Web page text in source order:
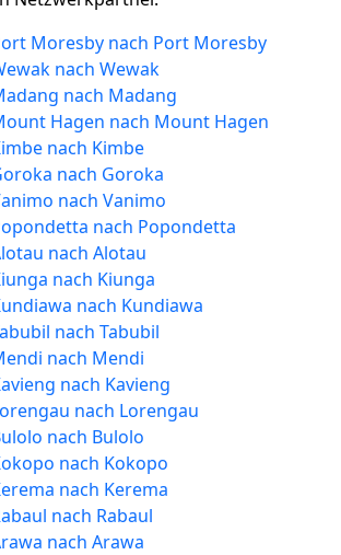
Moresby nach Port Moresby
nach Wewak
nach Madang
Hagen nach Mount Hagen
nach Kimbe
nach Goroka
nach Vanimo
nach Popondetta
nach Alotau
nach Kiunga
nach Kundiawa
nach Tabubil
nach Mendi
nach Kavieng
nach Lorengau
nach Bulolo
nach Kokopo
nach Kerema
nach Rabaul
nach Arawa